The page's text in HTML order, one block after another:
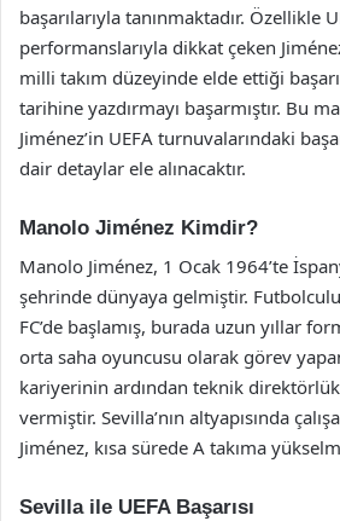
başarılarıyla tanınmaktadır. Özellikle
performanslarıyla dikkat çeken
milli takım düzeyinde elde ettiği
tarihine yazdırmayı başarmıştır. Bu
Jiménez’in UEFA turnuvalarındaki
dair detaylar ele alınacaktır.
Manolo Jiménez Kimdir?
Manolo Jiménez, 1 Ocak 1964’te
şehrinde dünyaya gelmiştir.
FC’de başlamış, burada uzun yıllar
orta saha oyuncusu olarak görev
kariyerinin ardından teknik
vermiştir. Sevilla’nın altyapısında
Jiménez, kısa sürede A takıma
Sevilla ile UEFA Başarısı